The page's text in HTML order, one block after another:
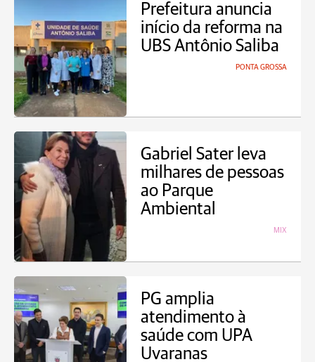
Prefeitura anuncia
início da reforma na
UBS Antônio Saliba
PONTA GROSSA
Gabriel Sater leva
milhares de pessoas
ao Parque
Ambiental
MIX
PG amplia
atendimento à
saúde com UPA
Uvaranas